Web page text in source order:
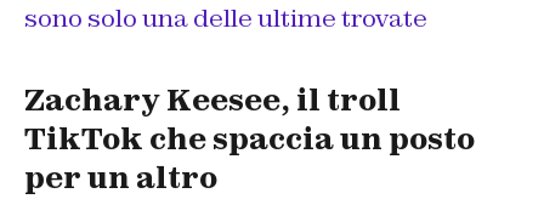
sono solo una delle ultime trovate
Zachary Keesee, il troll
TikTok che spaccia un posto
per un altro